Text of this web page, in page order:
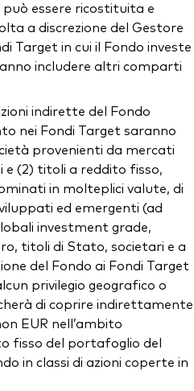
essere ricostituita e
a discrezione del Gestore
Target in cui il Fondo investe
includere altri comparti
indirette del Fondo
nei Fondi Target saranno
provenienti da mercati
(2) titoli a reddito fisso,
in molteplici valute, di
ed emergenti (ad
investment grade,
titoli di Stato, societari e a
del Fondo ai Fondi Target
privilegio geografico o
di coprire indirettamente
EUR nell’ambito
fisso del portafoglio del
in classi di azioni coperte in